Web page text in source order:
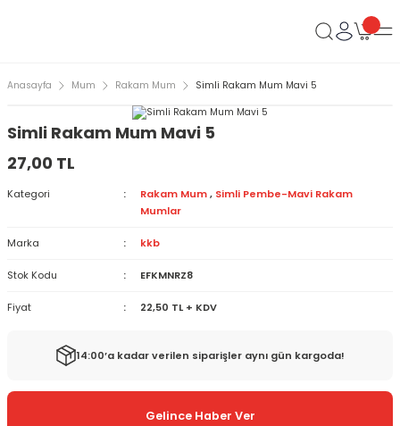
Anasayfa Mum Rakam Mum Simli Rakam Mum Mavi 5
Simli Rakam Mum Mavi 5
27,00 TL
Kategori Rakam Mum , Simli Pembe-Mavi Rakam
Mumlar
Marka kkb
Stok Kodu EFKMNRZ8
Fiyat 22,50 TL + KDV
14:00’a kadar verilen siparişler aynı gün kargoda!
Gelince Haber Ver